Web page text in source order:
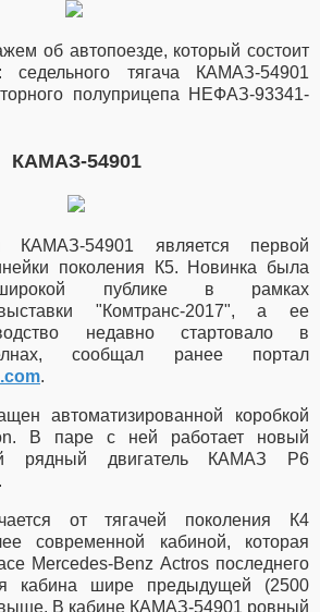
об автопоезде, который состоит
седельного тягача КАМАЗ-54901
полуприцепа НЕФАЗ-93341-
КАМАЗ-54901
КАМАЗ-54901 является первой
поколения К5. Новинка была
широкой публике в рамках
"Комтранс-2017", а ее
недавно стартовало в
сообщал ранее портал
.
автоматизированной коробкой
В паре с ней работает новый
рядный двигатель КАМАЗ Р6
от тягачей поколения К4
современной кабиной, которая
Mercedes-Benz Actros последнего
кабина шире предыдущей (2500
В кабине КАМАЗ-54901 ровный